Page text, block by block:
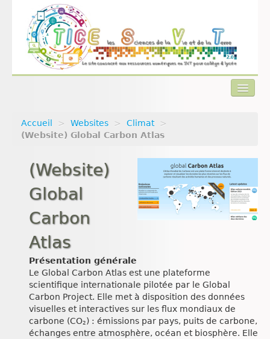
Actualités
Qui sommes-nous ?
Accueil > Websites > Climat
>
(Website) Global Carbon Atlas
(Website)
Global
Carbon
Atlas
Présentation générale
Le Global Carbon Atlas est une plateforme
scientifique internationale pilotée par le Global
Carbon Project. Elle met à disposition des données
visuelles et interactives sur les flux mondiaux de
carbone (CO₂) : émissions par pays, puits de carbone,
échanges entre atmosphère, océan et biosphère. Elle